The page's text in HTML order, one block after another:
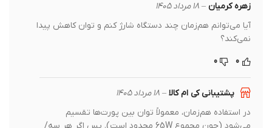
زهره کرمیان– 18 مرداد 1405
آیا می‌توانم هم‌زمان چند دستگاه شارژ کنم و توان کاهش پیدا
نمی‌کند؟
پشتیبانی کی ام کالا– 18 مرداد 1405
در استفاده هم‌زمان، معمولاً توان بین پورت‌ها تقسیم